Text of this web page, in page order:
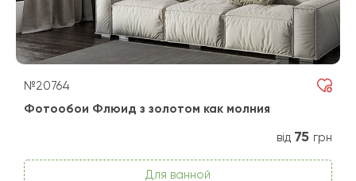
№20764
Фотообои Флюид з золотом как молния
від 75 грн
Для ванной